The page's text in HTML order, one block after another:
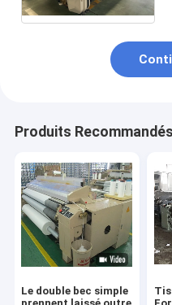
Produits Recommandés
Le double bec simple